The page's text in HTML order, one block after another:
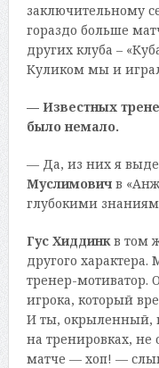
заключительному
гораздо больше
других клуба –
Куликом мы и
— Известных
было немало.
— Да, из них я
Муслимовичв
глубокими
Гус Хиддинкв том
другого
тренер-мотиватор.
игрока, который
И ты, окрыленный,
на тренировках,
матче — хоп! —